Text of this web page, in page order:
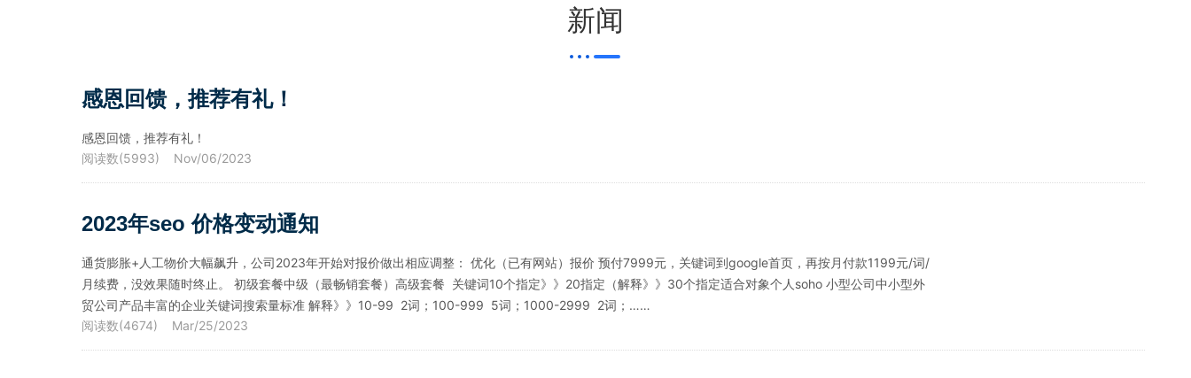
新闻
感恩回馈，推荐有礼！
感恩回馈，推荐有礼！
阅读数(5993) Nov/06/2023
2023年seo 价格变动通知
通货膨胀+人工物价大幅飙升，公司2023年开始对报价做出相应调整： 优化（已有网站）报价 预付7999元，关键词到google首页，再按月付款1199元/词/
月续费，没效果随时终止。 初级套餐中级（最畅销套餐）高级套餐 关键词10个指定》》20指定（解释》》30个指定适合对象个人soho 小型公司中小型外
贸公司产品丰富的企业关键词搜索量标准 解释》》10-99 2词；100-999 5词；1000-2999 2词；……
阅读数(4674) Mar/25/2023